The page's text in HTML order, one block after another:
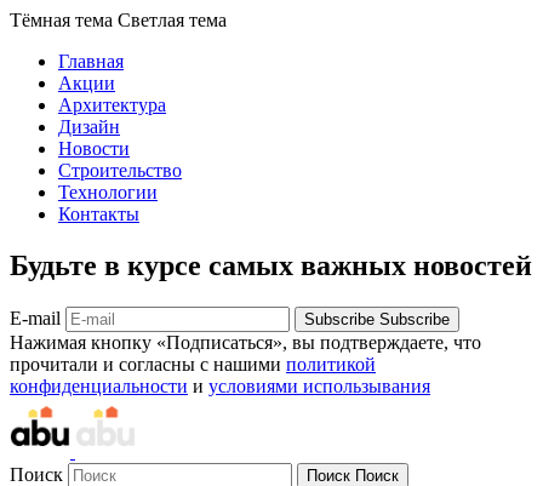
Тёмная тема Светлая тема
Главная
Акции
Архитектура
Дизайн
Новости
Строительство
Технологии
Контакты
Будьте в курсе самых важных новостей
E-mail Subscribe Subscribe
Нажимая кнопку «Подписаться», вы подтверждаете, что
прочитали и согласны с нашими политикой
конфиденциальности и условиями использывания
Поиск Поиск Поиск